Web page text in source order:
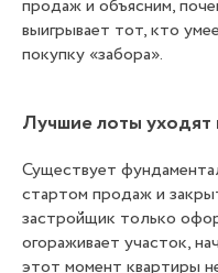
продаж и объясним,
выигрывает тот, кто
покупку «забора».
Лучшие лоты уходят
Существует
стартом продаж и
застройщик только
огораживает участок,
этот момент квартиры